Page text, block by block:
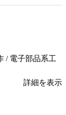
/ 電子部品系工
詳細を表示